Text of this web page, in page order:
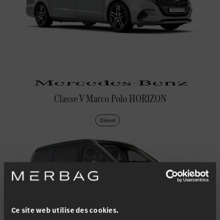
Ce site web utilise des cookies.
Favoriser le lieu
Winterthur
Favoriser le lieu
Zollikon
Classe V Marco Polo HORIZON
Diesel